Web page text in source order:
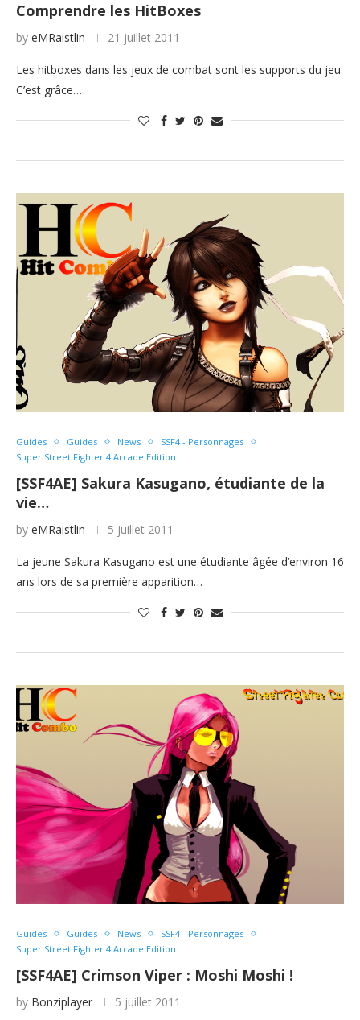
Comprendre les HitBoxes
by eMRaistlin 21 juillet 2011
Les hitboxes dans les jeux de combat sont les supports du jeu.
C’est grâce…
Guides Guides News
SSF4 - Personnages
Super Street Fighter 4 Arcade Edition
[SSF4AE] Sakura Kasugano, étudiante de la
vie…
by eMRaistlin 5 juillet 2011
La jeune Sakura Kasugano est une étudiante âgée d’environ 16
ans lors de sa première apparition…
Guides Guides News
SSF4 - Personnages
Super Street Fighter 4 Arcade Edition
[SSF4AE] Crimson Viper : Moshi Moshi !
by Bonziplayer 5 juillet 2011